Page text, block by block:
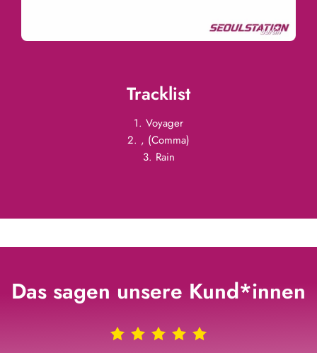
Tracklist
1. Voyager
2. , (Comma)
3. Rain
Das sagen unsere Kund*innen